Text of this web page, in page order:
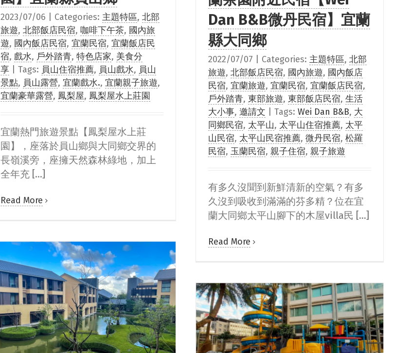
2023/07/06 Categories: 主題特區, 北部
旅遊, 北部飯店民宿, 咖啡下午茶, 國內旅
遊, 國內飯店民宿, 宜蘭民宿, 宜蘭飯店民
宿, 戲水, 戶外踏青, 特色店家, 美食分
享
Tags: 員山住宿推薦, 員山戲水, 員山
景點, 員山露營, 宜蘭戲水., 宜蘭親子旅遊,
宜蘭豪華露營, 鳳梨屋, 鳳梨屋水上莊園
宜蘭熱門旅遊景點【鳳梨屋水上莊
園】，座落於員山鄉與大同鄉交界的
長嶺溪旁，座擁天然森林綠地，加上
全年充 [...]
Read More
Dan B&B微丹民宿】宜蘭
縣大同鄉
2022/07/07 Categories: 主題特區, 北部
旅遊, 北部飯店民宿, 國內旅遊, 國內飯店
民宿, 宜蘭旅遊, 宜蘭民宿, 宜蘭飯店民宿,
戶外踏青, 東部旅遊, 東部飯店民宿, 生活
大小事, 邀請文 Tags: Wei Dan B&B, 大
同鄉民宿, 太平山, 太平山住宿推薦, 太平
山民宿, 太平山民宿推薦, 微丹民宿, 松羅
民宿, 玉蘭民宿, 親子住宿, 親子旅遊
有多久沒聞到新鮮清新的空氣？有多
久沒到吸收到滿滿的芬多精？位在宜
蘭大同鄉太平山腳下的木屋villa民 [...]
Read More